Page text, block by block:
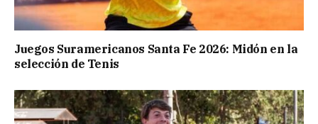
Juegos Suramericanos Santa Fe 2026: Midón en la
selección de Tenis